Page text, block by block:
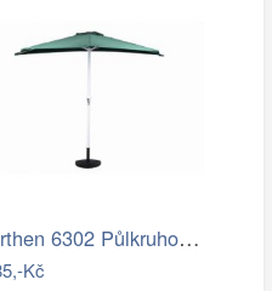
Garthen 6302 Půlkruhový zahradní…
Kč